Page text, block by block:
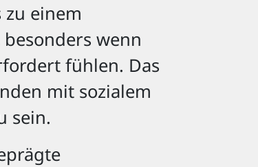
einem
wenn
fühlen. Das
mit sozialem
sein.